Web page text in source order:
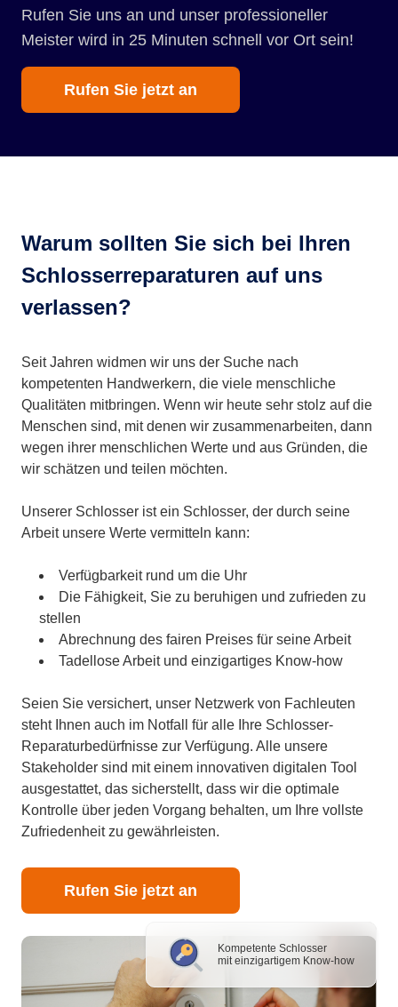
Rufen Sie uns an und unser professioneller
Meister wird in 25 Minuten schnell vor Ort sein!
Rufen Sie jetzt an
Kompetente Schlosser
mit einzigartigem Know-how
Warum sollten Sie sich bei Ihren
Schlosserreparaturen auf uns
verlassen?
Seit Jahren widmen wir uns der Suche nach
kompetenten Handwerkern, die viele menschliche
Qualitäten mitbringen. Wenn wir heute sehr stolz auf die
Menschen sind, mit denen wir zusammenarbeiten, dann
wegen ihrer menschlichen Werte und aus Gründen, die
wir schätzen und teilen möchten.
Unserer Schlosser ist ein Schlosser, der durch seine
Arbeit unsere Werte vermitteln kann:
Verfügbarkeit rund um die Uhr
Die Fähigkeit, Sie zu beruhigen und zufrieden zu
stellen
Abrechnung des fairen Preises für seine Arbeit
Tadellose Arbeit und einzigartiges Know-how
Seien Sie versichert, unser Netzwerk von Fachleuten
steht Ihnen auch im Notfall für alle Ihre Schlosser-
Reparaturbedürfnisse zur Verfügung. Alle unsere
Stakeholder sind mit einem innovativen digitalen Tool
ausgestattet, das sicherstellt, dass wir die optimale
Kontrolle über jeden Vorgang behalten, um Ihre vollste
Zufriedenheit zu gewährleisten.
Rufen Sie jetzt an